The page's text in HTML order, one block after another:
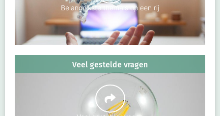
Belangrijkste thema's op een rij
Veel gestelde vragen